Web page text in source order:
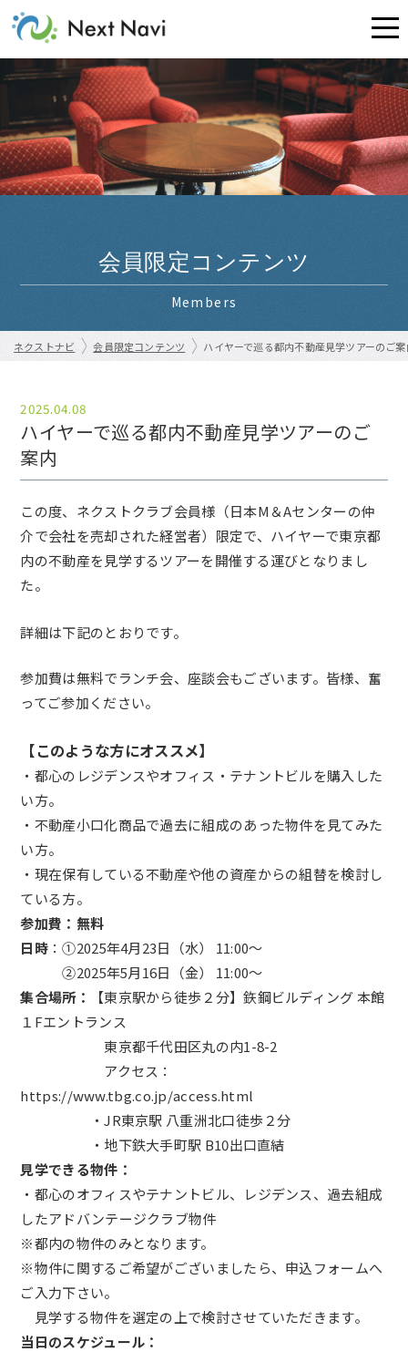
会員限定コンテンツ
Members
ネクストナビ 会員限定コンテンツ ハイヤーで巡る都内不動産見学ツアーのご
2025.04.08
ハイヤーで巡る都内不動産見学ツアーのご
案内
この度、ネクストクラブ会員様（日本M＆Aセンターの仲
介で会社を売却された経営者）限定で、ハイヤーで東京都
内の不動産を見学するツアーを開催する運びとなりまし
た。
詳細は下記のとおりです。
参加費は無料でランチ会、座談会もございます。皆様、奮
ってご参加ください。
【このような方にオススメ】
・都心のレジデンスやオフィス・テナントビルを購入した
い方。
・不動産小口化商品で過去に組成のあった物件を見てみた
い方。
・現在保有している不動産や他の資産からの組替を検討し
ている方。
参加費：無料
日時 ：①2025年4月23日（水） 11:00～
②2025年5月16日（金） 11:00～
集合場所：
【東京駅から徒歩２分】鉃鋼ビルディング 本館
１Fエントランス
東京都千代田区丸の内1-8-2
アクセス：
https://www.tbg.co.jp/access.html
・JR東京駅 八重洲北口徒歩２分
・地下鉄大手町駅 B10出口直結
見学できる物件：
・都心のオフィスやテナントビル、レジデンス、過去組成
したアドバンテージクラブ物件
※都内の物件のみとなります。
※物件に関するご希望がございましたら、申込フォームへ
ご入力下さい。
見学する物件を選定の上で検討させていただきます。
当日のスケジュール：